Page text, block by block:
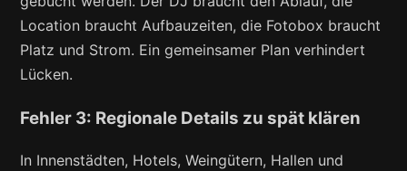
Location braucht Aufbauzeiten, die Fotobox braucht
Platz und Strom. Ein gemeinsamer Plan verhindert
Lücken.
Fehler 3: Regionale Details zu spät klären
In Innenstädten, Hotels, Weingütern, Hallen und